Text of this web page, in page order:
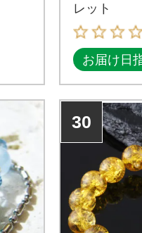
レット
お届け日
30